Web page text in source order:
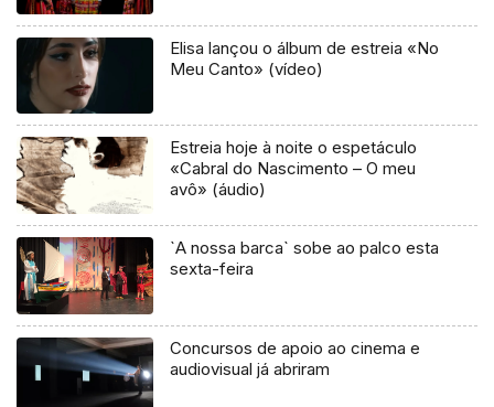
Elisa lançou o álbum de estreia «No
Meu Canto» (vídeo)
Estreia hoje à noite o espetáculo
«Cabral do Nascimento – O meu
avô» (áudio)
`A nossa barca` sobe ao palco esta
sexta-feira
Concursos de apoio ao cinema e
audiovisual já abriram